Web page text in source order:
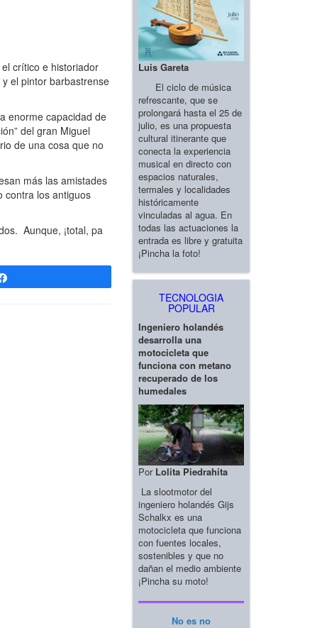
crítico e historiador
y el pintor barbastrense
enorme capacidad de
del gran Miguel
de una cosa que no
más las amistades
contra los antiguos
Aunque, ¡total, pa
Luis Gareta
El ciclo de música
refrescante, que se
prolongará hasta el 25 de
julio, es una propuesta
cultural itinerante que
conecta la experiencia
musical en directo con
espacios naturales,
termales y localidades
históricamente
vinculadas al agua. En
todas las actuaciones la
entrada es libre y gratuita
¡Pincha la foto!
TECNOLOGIA
POPULAR
Ingeniero holandés
desarrolla una
motocicleta que
funciona con metano
recuperado de los
humedales
Por Lolita Piedrahita
La slootmotor del
ingeniero holandés Gijs
Schalkx es una
motocicleta que funciona
con fuentes locales,
sostenibles y que no
dañan el medio ambiente
¡Pincha su moto!
No es no